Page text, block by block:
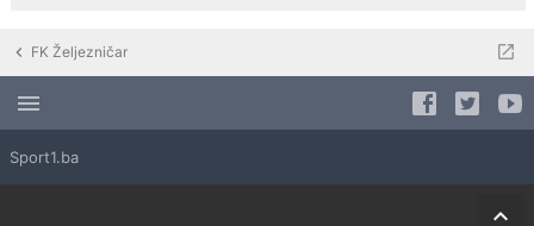
FK Željezničar
Sport1.ba